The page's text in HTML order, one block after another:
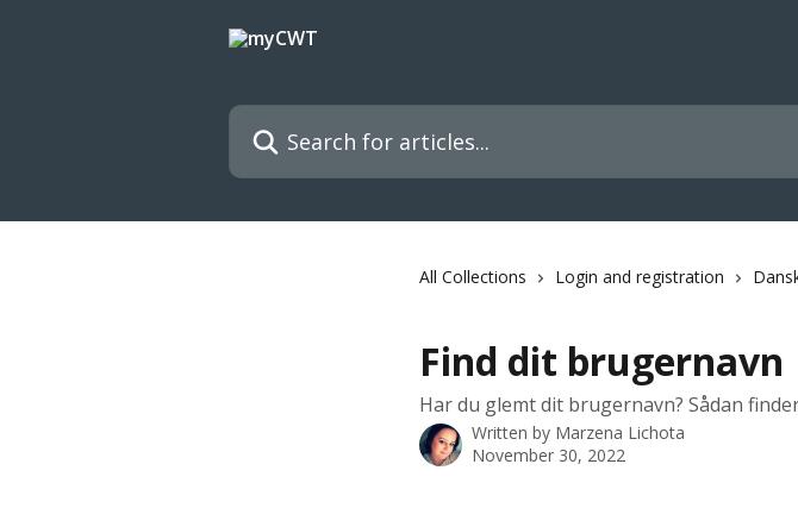
Search for articles...
All Collections Login and registration
Find dit brugernavn
Har du glemt dit brugernavn? Sådan
Written by Marzena Lichota
November 30, 2022